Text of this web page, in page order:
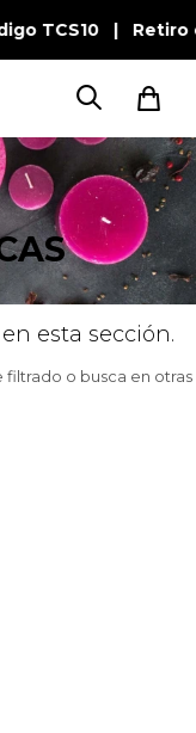
TCS10 |
esta sección.
o busca en otras